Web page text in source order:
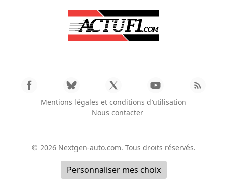
Mentions légales et conditions d’utilisation
Nous contacter
© 2026 Nextgen-auto.com. Tous droits réservés.
Personnaliser mes choix